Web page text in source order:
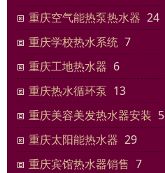
重庆空气能热泵热水器 24
重庆学校热水系统 7
重庆工地热水器 6
重庆热水循环泵 13
重庆美容美发热水器安装 5
重庆太阳能热水器 29
重庆宾馆热水器销售 7